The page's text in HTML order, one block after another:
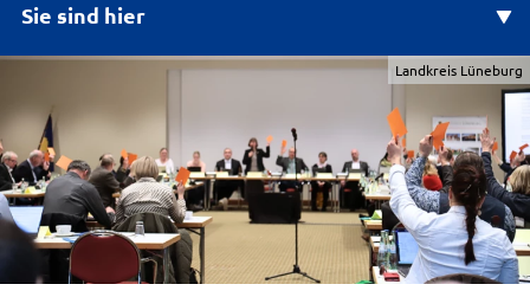
Sie sind hier
Landkreis Lüneburg